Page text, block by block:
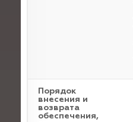
Порядок
внесения и
возврата
обеспечения,